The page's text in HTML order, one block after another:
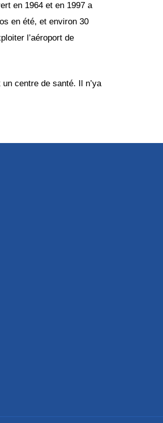
en 1964 et en 1997 a
en été, et environ 30
l’aéroport de
centre de santé. Il n’ya